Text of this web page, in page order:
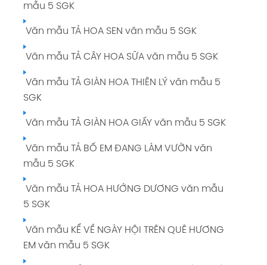
mẫu 5 SGK
Văn mẫu TẢ HOA SEN văn mẫu 5 SGK
Văn mẫu TẢ CÂY HOA SỮA văn mẫu 5 SGK
Văn mẫu TẢ GIÀN HOA THIÊN LÝ văn mẫu 5
SGK
Văn mẫu TẢ GIÀN HOA GIẤY văn mẫu 5 SGK
Văn mẫu TẢ BỐ EM ĐANG LÀM VƯỜN văn
mẫu 5 SGK
Văn mẫu TẢ HOA HƯỚNG DƯƠNG văn mẫu
5 SGK
Văn mẫu KỂ VỀ NGÀY HỘI TRÊN QUÊ HƯƠNG
EM văn mẫu 5 SGK